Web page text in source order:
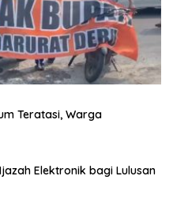
Teratasi, Warga
Elektronik bagi Lulusan